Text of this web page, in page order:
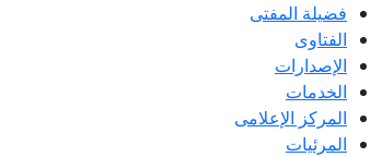
فضيلة المفتى
الفتاوى
الإصدارات
الخدمات
المركز الإعلامى
المرئيات